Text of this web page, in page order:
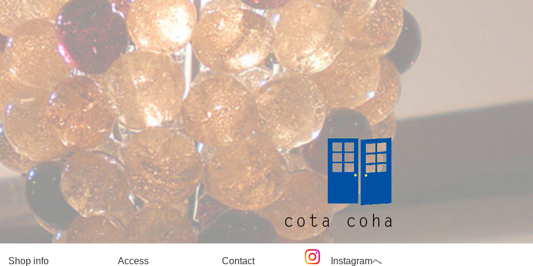
Shop info Access Contact Instagramへ